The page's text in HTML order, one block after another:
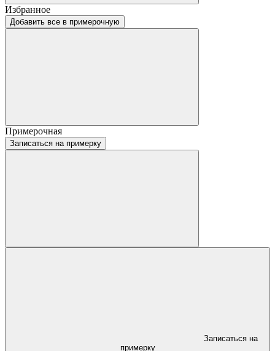
Избранное
Добавить все в примерочную
Примерочная
Записаться на примерку
Записаться на
примерку